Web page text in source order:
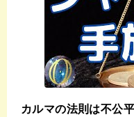
カルマの法則は不公